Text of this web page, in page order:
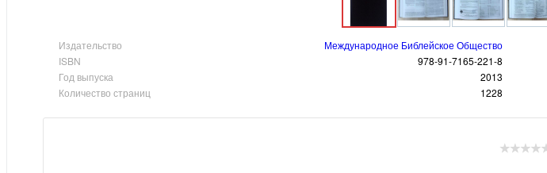
Издательство
Международное Библейское Общество
ISBN
978-91-7165-221-8
Год выпуска
2013
Количество страниц
1228